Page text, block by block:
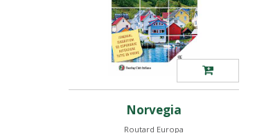
Norvegia
Routard Europa